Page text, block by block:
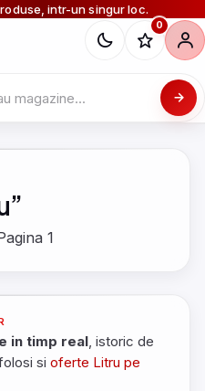
intr-un singur loc.
0
1
in timp real, istoric de
si oferte Litru pe